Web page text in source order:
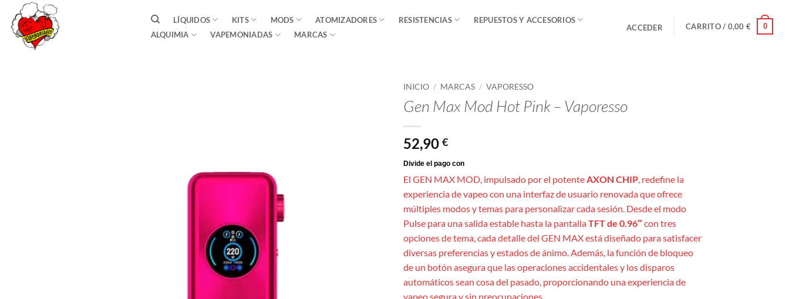
Saltar
contenido
LÍQUIDOS KITS MODS ATOMIZADORES RESISTENCIAS
REPUESTOS Y ACCESORIOS
ALQUIMIA
VAPEMONIADAS MARCAS
ACCEDER CARRITO / 0,00 € 0
INICIO / MARCAS / VAPORESSO
Gen Max Mod Hot Pink – Vaporesso
52,90 €
El GEN MAX MOD, impulsado por el potente AXON CHIP , redefine la
experiencia de vapeo con una interfaz de usuario renovada que ofrece
múltiples modos y temas para personalizar cada sesión. Desde el modo
Pulse para una salida estable hasta la pantallaTFT de 0.96″con tres
opciones de tema, cada detalle del GEN MAX está diseñado para satisfacer
diversas preferencias y estados de ánimo. Además, la función de bloqueo
de un botón asegura que las operaciones accidentales y los disparos
automáticos sean cosa del pasado, proporcionando una experiencia de
vapeo segura y sin preocupaciones.